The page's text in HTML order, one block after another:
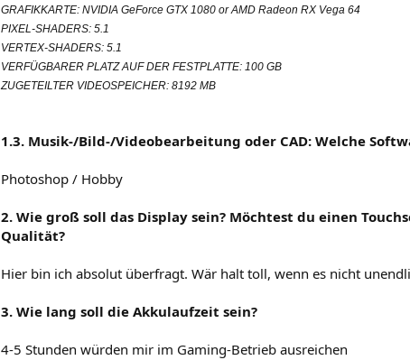
GRAFIKKARTE: NVIDIA GeForce GTX 1080 or AMD Radeon RX Vega 64
PIXEL-SHADERS: 5.1
VERTEX-SHADERS: 5.1
VERFÜGBARER PLATZ AUF DER FESTPLATTE: 100 GB
ZUGETEILTER VIDEOSPEICHER: 8192 MB
1.3. Musik-/Bild-/Videobearbeitung oder CAD: Welche
Photoshop / Hobby
2. Wie groß soll das Display sein? Möchtest du einen
Qualität?
Hier bin ich absolut überfragt. Wär halt toll, wenn es nicht
3. Wie lang soll die Akkulaufzeit sein?
4-5 Stunden würden mir im Gaming-Betrieb ausreichen